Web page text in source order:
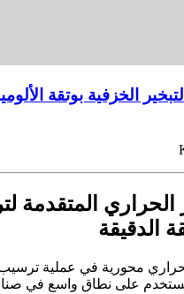
الخزفية بوتقة
الحراري المتقدمة
الدقيقة
محورية في عملية
تُستخدم على نطاق واسع في